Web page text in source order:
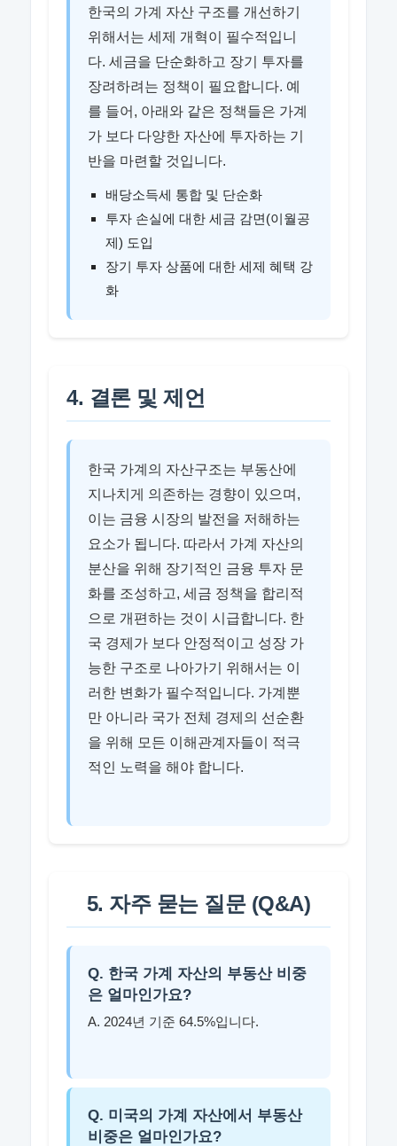
한국의 가계 자산 구조를 개선하기
위해서는 세제 개혁이 필수적입니
다. 세금을 단순화하고 장기 투자를
장려하려는 정책이 필요합니다. 예
를 들어, 아래와 같은 정책들은 가계
가 보다 다양한 자산에 투자하는 기
반을 마련할 것입니다.
배당소득세 통합 및 단순화
투자 손실에 대한 세금 감면(이월공
제) 도입
장기 투자 상품에 대한 세제 혜택 강
화
4. 결론 및 제언
한국 가계의 자산구조는 부동산에
지나치게 의존하는 경향이 있으며,
이는 금융 시장의 발전을 저해하는
요소가 됩니다. 따라서 가계 자산의
분산을 위해 장기적인 금융 투자 문
화를 조성하고, 세금 정책을 합리적
으로 개편하는 것이 시급합니다. 한
국 경제가 보다 안정적이고 성장 가
능한 구조로 나아가기 위해서는 이
러한 변화가 필수적입니다. 가계뿐
만 아니라 국가 전체 경제의 선순환
을 위해 모든 이해관계자들이 적극
적인 노력을 해야 합니다.
5. 자주 묻는 질문 (Q&A)
Q. 한국 가계 자산의 부동산 비중
은 얼마인가요?
A. 2024년 기준 64.5%입니다.
Q. 미국의 가계 자산에서 부동산
비중은 얼마인가요?